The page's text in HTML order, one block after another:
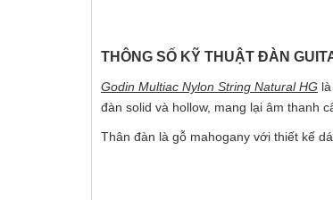
THÔNG SỐ KỸ THUẬT ĐÀN
Godin Multiac Nylon String Natural HG
đàn solid và hollow, mang lại âm thanh
Thân đàn là gỗ mahogany với thiết kế